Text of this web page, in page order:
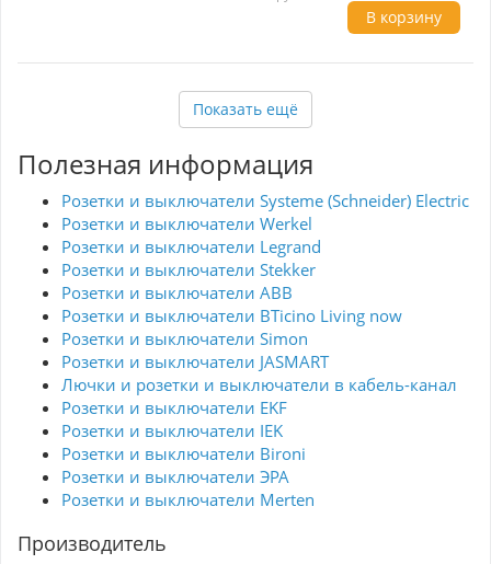
премиум-материалов, она обеспечивает
надежность в эксплуатации, что особенно
помещений.
Эко грин цветовое оформление создает
атмосферу легкости и свежести, прекрасно
гармонируя с различными стилями. Широкий
подходящий вариант для любого интерьера.
Эта модель станет не только практичным
дополнением, но и элегантным акцентом в
оформлении пространства. Выбирая рамку IEK,
вы получаете европейское качество и
современные решения по доступной цене.
В корзину
Показать ещё
Полезная информация
Розетки и выключатели Systeme (Schneider) Electric
Розетки и выключатели Werkel
Розетки и выключатели Legrand
Розетки и выключатели Stekker
Розетки и выключатели ABB
Розетки и выключатели BTicino Living now
Розетки и выключатели Simon
Розетки и выключатели JASMART
Лючки и розетки и выключатели в кабель-канал
Розетки и выключатели EKF
Розетки и выключатели IEK
Розетки и выключатели Bironi
Розетки и выключатели ЭРА
Розетки и выключатели Merten
Производитель